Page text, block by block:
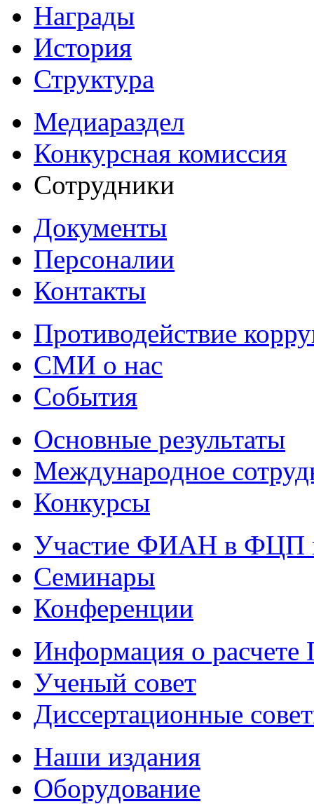
Награды
История
Структура
Медиараздел
Конкурсная комиссия
Сотрудники
Документы
Персоналии
Контакты
Противодействие
СМИ о нас
События
Основные результаты
Международное
Конкурсы
Участие ФИАН в ФЦП
Семинары
Конференции
Информация о
Ученый совет
Диссертационные
Наши издания
Оборудование